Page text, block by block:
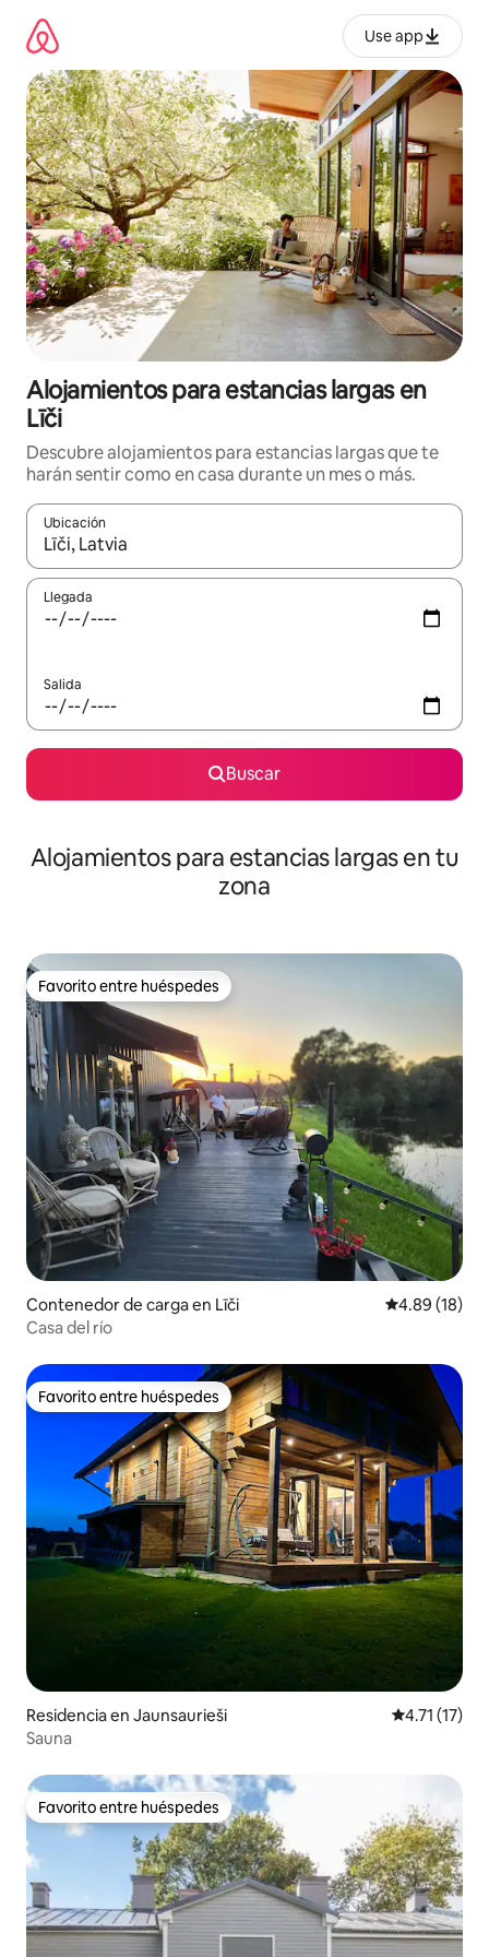
contenido
Use app
Alojamientos para estancias largas en
Līči
Descubre alojamientos para estancias largas que te
harán sentir como en casa durante un mes o más.
Ubicación
Cuando los resultados estén disponibles, podrás navegar
Llegada
Salida
Buscar
Alojamientos para estancias largas en tu
zona
Favorito entre huéspedes
Favorito entre huéspedes
Contenedor de carga en Līči Calificación
4.89 (18)
Casa del río
Favorito entre huéspedes
Favorito entre huéspedes
Residencia en Jaunsaurieši Calificación
4.71 (17)
Sauna
Favorito entre huéspedes
Favorito entre huéspedes